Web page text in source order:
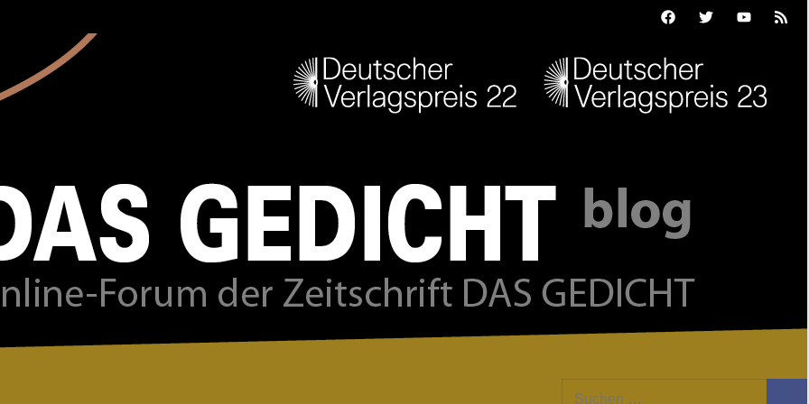
FacebookTwitterYoutubeFeed
Suchen